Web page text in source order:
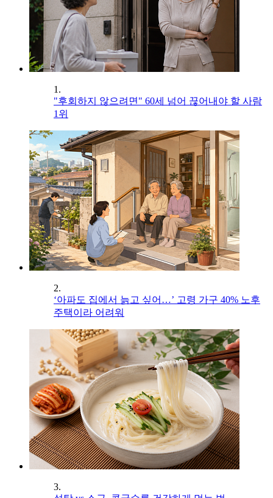
1.
"후회하지 않으려면" 60세 넘어 끊어내야 할 사람
1위
2.
‘아파도 집에서 늙고 싶어…’ 고령 가구 40% 노후
주택이라 어려워
3.